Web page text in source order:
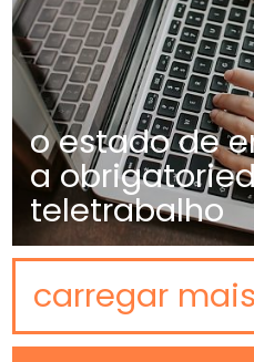
o estado de
a
teletrabalho
carregar mais